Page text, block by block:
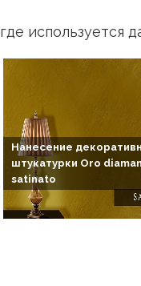
где используется
Нанесение
штукатурки Oro
satinato